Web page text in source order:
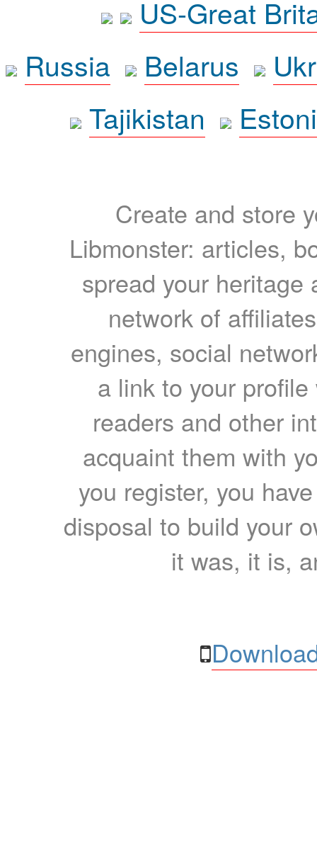
US-Great
Russia
Belarus
Tajikistan
Create and store
Libmonster: articles,
spread your heritage
network of
engines, social
a link to your
readers and other
acquaint them with
you register, you
disposal to build your
it was, it is,